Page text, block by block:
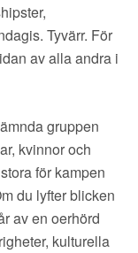
Tyvärr. För
av alla andra i
gruppen
kvinnor och
för kampen
du lyfter blicken
av en oerhörd
kulturella